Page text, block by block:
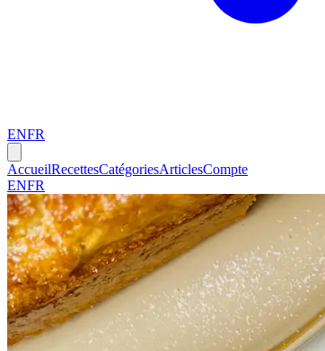
ENFR
AccueilRecettesCatégoriesArticlesCompte
ENFR